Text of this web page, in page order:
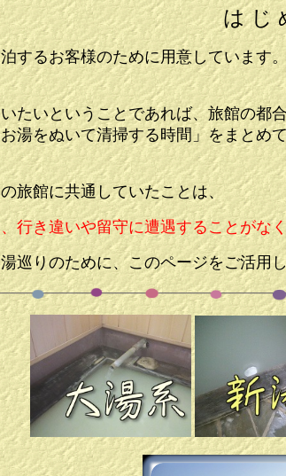
は じ
するお客様のために用意していま
たいということであれば、旅館の都
湯をぬいて清掃する時間」をまとめ
旅館に共通していたことは、
行き違いや留守に遭遇することがな
巡りのために、このページをご活用